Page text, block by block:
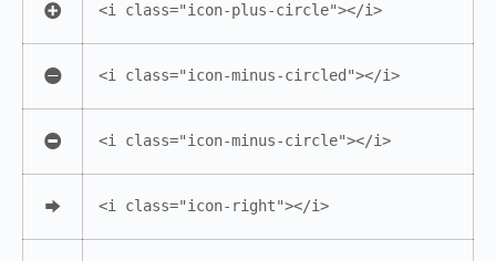
<i class="icon-plus-circle"></i>
<i class="icon-minus-circled"></i>
<i class="icon-minus-circle"></i>
<i class="icon-right"></i>